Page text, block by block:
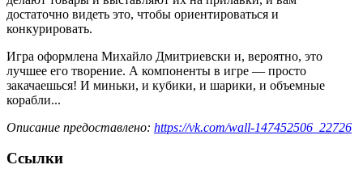
достаточно видеть это, чтобы ориентироваться и
конкурировать.
Игра оформлена Михайло Дмитриевски и, вероятно, это
лучшее его творение. А компоненты в игре — просто
закачаешься! И миньки, и кубики, и шарики, и объемные
корабли...
Описание предоставлено: https://vk.com/wall-147452506_22726
Ссылки